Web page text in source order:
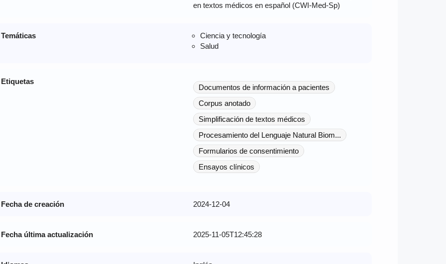
en textos médicos en español (CWI-Med-Sp)
Temáticas
Ciencia y tecnología
Salud
Etiquetas
Documentos de información a pacientes
Corpus anotado
Simplificación de textos médicos
Procesamiento del Lenguaje Natural Biom...
Formularios de consentimiento
Ensayos clínicos
Fecha de creación 2024-12-04
Fecha última actualización 2025-11-05T12:45:28